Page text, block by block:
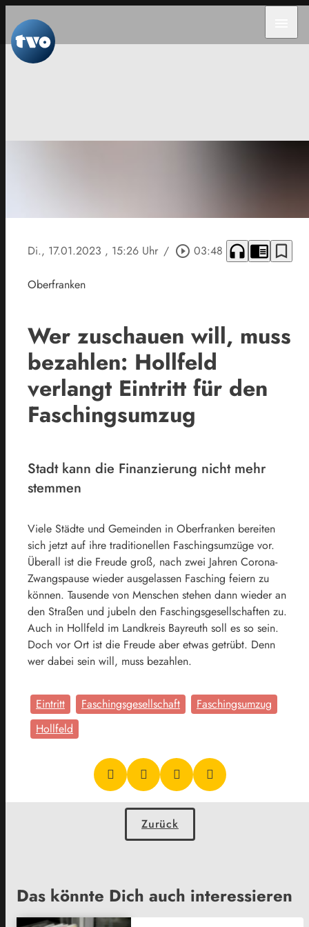
Di., 17.01.2023 , 15:26 Uhr / play_circle_outline 03:48 headphones chrome_reader_mode bookmark_border
Oberfranken
Wer zuschauen will, muss
bezahlen: Hollfeld
verlangt Eintritt für den
Faschingsumzug
Stadt kann die Finanzierung nicht mehr
stemmen
Viele Städte und Gemeinden in Oberfranken bereiten
sich jetzt auf ihre traditionellen Faschingsumzüge vor.
Überall ist die Freude groß, nach zwei Jahren Corona-
Zwangspause wieder ausgelassen Fasching feiern zu
können. Tausende von Menschen stehen dann wieder an
den Straßen und jubeln den Faschingsgesellschaften zu.
Auch in Hollfeld im Landkreis Bayreuth soll es so sein.
Doch vor Ort ist die Freude aber etwas getrübt. Denn
wer dabei sein will, muss bezahlen.
Eintritt Faschingsgesellschaft
Faschingsumzug
Hollfeld
Zurück
Das könnte Dich auch interessieren